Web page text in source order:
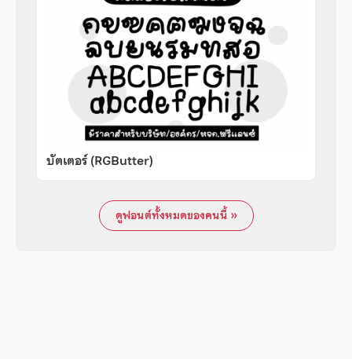
บัตเตอร์ (RGButter)
ดูฟอนต์ทั้งหมดของคนนี้ »